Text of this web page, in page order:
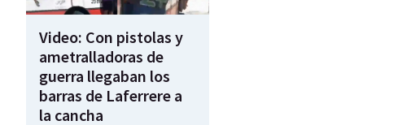
Video: Con pistolas y
ametralladoras de
guerra llegaban los
barras de Laferrere a
la cancha